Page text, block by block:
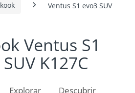
Ventus S1 evo3 SUV
Ventus S1
K127C
Explorar Descubrir